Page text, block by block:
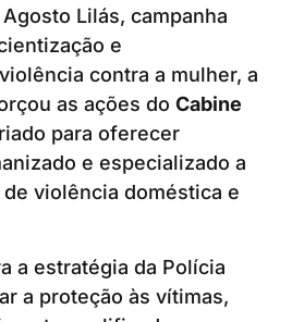
Lilás, campanha
e
contra a mulher, a
as ações do Cabine
para oferecer
e especializado a
violência doméstica e
a estratégia da Polícia
a proteção às vítimas,